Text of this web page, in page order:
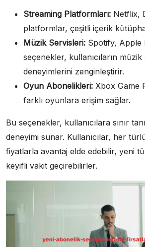
Streaming Platformları: Netflix,
platformlar, çeşitli içerik
Müzik Servisleri: Spotify, Apple
seçenekler, kullanıcıların müzik
deneyimlerini zenginleştirir.
Oyun Abonelikleri: Xbox Game
farklı oyunlara erişim sağlar.
Bu seçenekler, kullanıcılara sınır
deneyimi sunar. Kullanıcılar, her
fiyatlarla avantaj elde edebilir, yeni
keyifli vakit geçirebilirler.